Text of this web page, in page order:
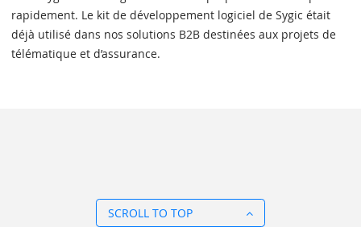
rapidement. Le kit de développement logiciel de Sygic était
déjà utilisé dans nos solutions B2B destinées aux projets de
télématique et d’assurance.
SCROLL TO TOP